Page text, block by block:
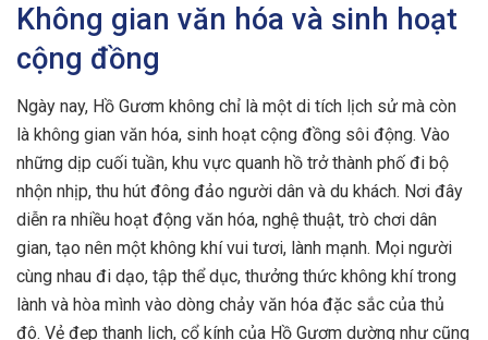
Không gian văn hóa và sinh hoạt
cộng đồng
Ngày nay, Hồ Gươm không chỉ là một di tích lịch sử mà còn
là không gian văn hóa, sinh hoạt cộng đồng sôi động. Vào
những dịp cuối tuần, khu vực quanh hồ trở thành phố đi bộ
nhộn nhịp, thu hút đông đảo người dân và du khách. Nơi đây
diễn ra nhiều hoạt động văn hóa, nghệ thuật, trò chơi dân
gian, tạo nên một không khí vui tươi, lành mạnh. Mọi người
cùng nhau đi dạo, tập thể dục, thưởng thức không khí trong
lành và hòa mình vào dòng chảy văn hóa đặc sắc của thủ
đô. Vẻ đẹp thanh lịch, cổ kính của Hồ Gươm dường như cũng